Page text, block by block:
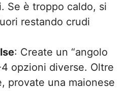
Se è troppo caldo, si
restando crudi
: Create un “angolo
opzioni diverse. Oltre
provate una maionese